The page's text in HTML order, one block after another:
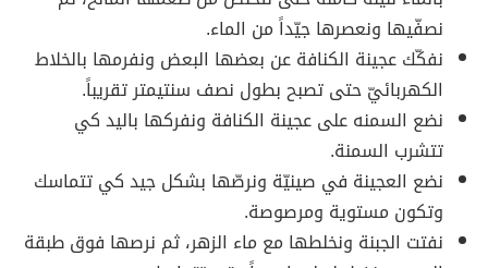
نصفّيها ونعصرها جيّداً من الماء.
نفكّك عجينة الكنافة عن بعضها البعض ونفرمها بالخلاط
الكهربائيّ حتى تصبح بطول نصف سنتيمتر تقريباً.
نضع السمنه على عجينة الكنافة ونفركها باليد كي
تتشرب السمنة.
نضع العجينة في صينيّة ونرصّها بشكل جيد كي تتماسك
وتكون مستوية ومرصوصة.
نفتت الجبنة ونخلطها مع ماء الزهر، ثم نرصها فوق طبقة